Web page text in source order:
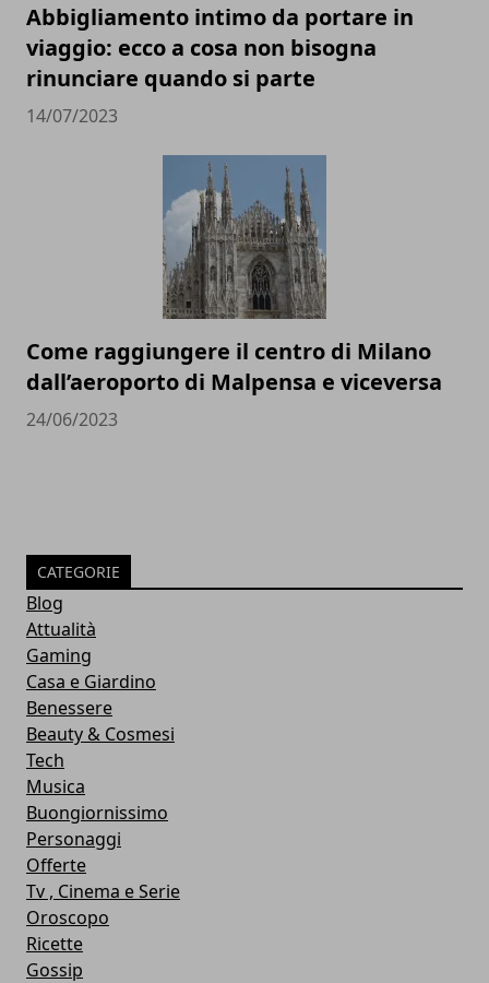
Abbigliamento intimo da portare in
viaggio: ecco a cosa non bisogna
rinunciare quando si parte
14/07/2023
Come raggiungere il centro di Milano
dall’aeroporto di Malpensa e viceversa
24/06/2023
CATEGORIE
Blog
Attualità
Gaming
Casa e Giardino
Benessere
Beauty & Cosmesi
Tech
Musica
Buongiornissimo
Personaggi
Offerte
Tv , Cinema e Serie
Oroscopo
Ricette
Gossip